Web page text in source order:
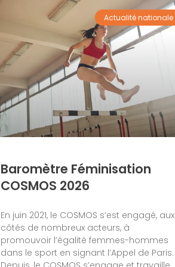
Actualité nationale
Baromètre Féminisation
COSMOS 2026
En juin 2021, le COSMOS s’est engagé, aux
côtés de nombreux acteurs, à
promouvoir l’égalité femmes-hommes
dans le sport en signant l’Appel de Paris.